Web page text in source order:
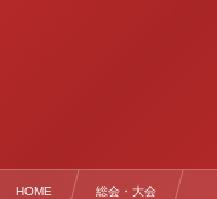
HOME 総会・大会